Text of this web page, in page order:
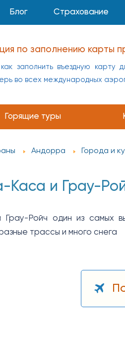
Блог Страхование
по заполнению карты
заполнить въездную карту
во всех международных
Горящие туры
Андорра Города и
Каса и Грау-
Ройч один из самых
трассы и много снега